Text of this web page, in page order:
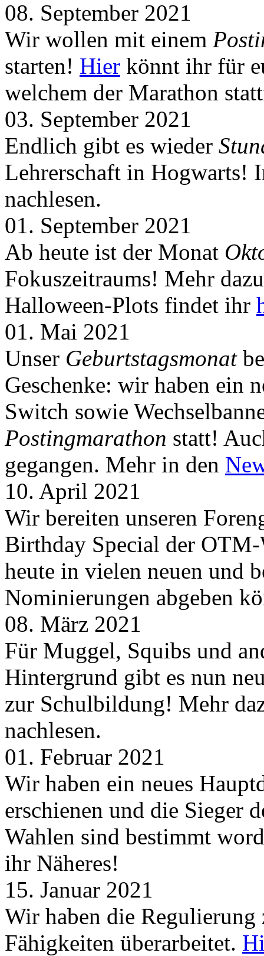
08. September 2021
Wir wollen mit einem
starten! Hier könnt ihr für
welchem der Marathon
03. September 2021
Endlich gibt es wieder
Lehrerschaft in Hogwarts!
nachlesen.
01. September 2021
Ab heute ist der Monat
Fokuszeitraums! Mehr
Halloween-Plots findet ihr
01. Mai 2021
Unser Geburtstagsmonat
Geschenke: wir haben ein
Switch sowie
Postingmarathon statt!
gegangen. Mehr in den
10. April 2021
Wir bereiten unseren
Birthday Special der
heute in vielen neuen und
Nominierungen abgeben
08. März 2021
Für Muggel, Squibs und
Hintergrund gibt es nun
zur Schulbildung! Mehr
nachlesen.
01. Februar 2021
Wir haben ein neues
erschienen und die Sieger
Wahlen sind bestimmt
ihr Näheres!
15. Januar 2021
Wir haben die
Fähigkeiten überarbeitet.